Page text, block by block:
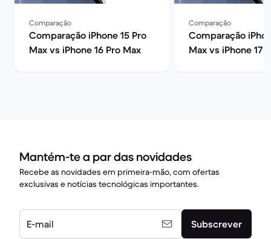
Comparação
Comparação iPhone 15 Pro
Max vs iPhone 16 Pro Max
Comparação
Comparação
Max vs iPhone 17
Mantém-te a par das novidades
Recebe as novidades em primeira-mão, com ofertas
exclusivas e notícias tecnológicas importantes.
E-mail Subscrever